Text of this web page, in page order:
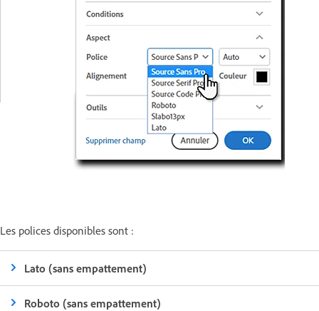
Les polices disponibles sont :
Lato (sans empattement)
Roboto (sans empattement)